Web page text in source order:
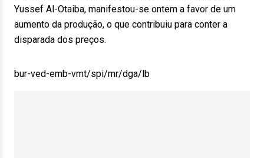
Yussef Al-Otaiba, manifestou-se ontem a favor de um
aumento da produção, o que contribuiu para conter a
disparada dos preços.
bur-ved-emb-vmt/spi/mr/dga/lb